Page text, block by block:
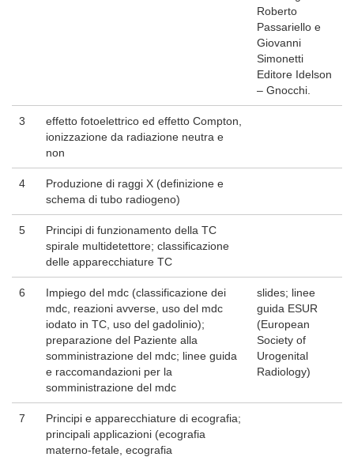
Roberto
Passariello e
Giovanni
Simonetti
Editore Idelson
– Gnocchi.
3
effetto fotoelettrico ed effetto Compton,
ionizzazione da radiazione neutra e
non
4
Produzione di raggi X (definizione e
schema di tubo radiogeno)
5
Principi di funzionamento della TC
spirale multidetettore; classificazione
delle apparecchiature TC
6
Impiego del mdc (classificazione dei
mdc, reazioni avverse, uso del mdc
iodato in TC, uso del gadolinio);
preparazione del Paziente alla
somministrazione del mdc; linee guida
e raccomandazioni per la
somministrazione del mdc
slides; linee
guida ESUR
(European
Society of
Urogenital
Radiology)
7
Principi e apparecchiature di ecografia;
principali applicazioni (ecografia
materno-fetale, ecografia